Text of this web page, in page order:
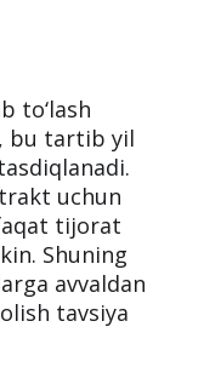
va
anglatadi.
to‘lash
bu tartib yil
uchun
tijorat
Shuning